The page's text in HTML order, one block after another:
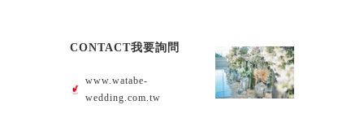
CONTACT我要詢問
www.watabe-
wedding.com.tw